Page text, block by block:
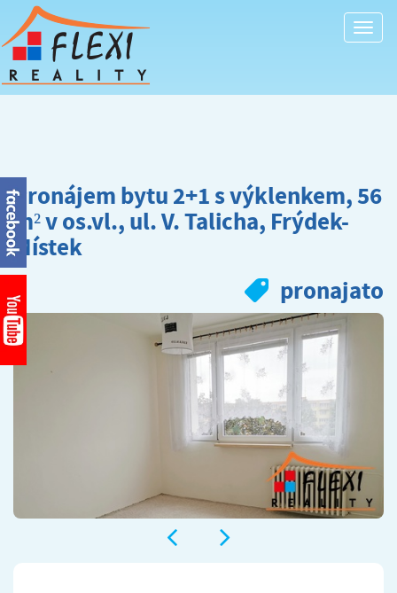
Pronájem bytu 2+1 s výklenkem, 56
m² v os.vl., ul. V. Talicha, Frýdek-
Místek
pronajato